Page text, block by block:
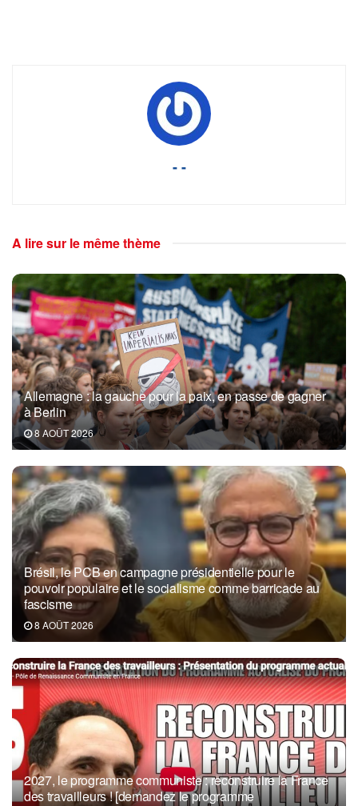
- -
A lire sur le même thème
Allemagne : la gauche pour la paix, en passe de gagner
à Berlin
8 AOÛT 2026
Brésil, le PCB en campagne présidentielle pour le
pouvoir populaire et le socialisme comme barricade au
fascisme
8 AOÛT 2026
2027, le programme communiste : reconstruire la France
des travailleurs ! [demandez le programme